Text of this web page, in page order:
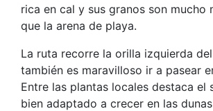
rica en cal y sus granos son mucho
que la arena de playa.
La ruta recorre la orilla izquierda
también es maravilloso ir a pasear
Entre las plantas locales destaca el
bien adaptado a crecer en las